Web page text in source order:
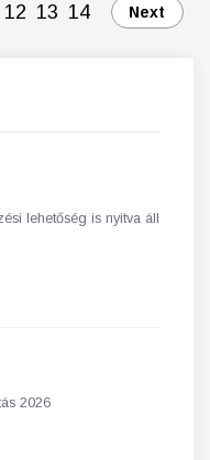
12 13 14 Next
lehetőség is nyitva áll
2026